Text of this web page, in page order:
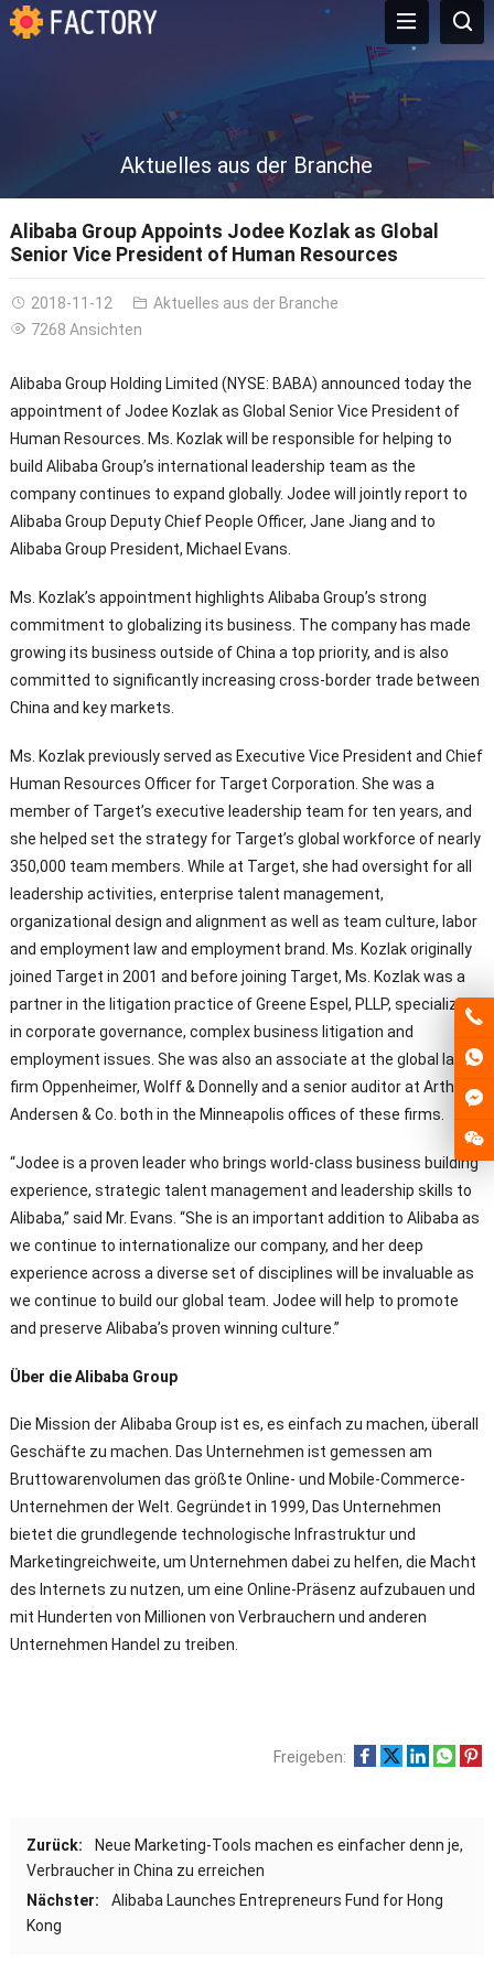
Aktuelles aus der Branche
Alibaba Group Appoints Jodee Kozlak as Global
Senior Vice President of Human Resources
2018-11-12
Aktuelles aus der Branche
7268 Ansichten
Alibaba Group Holding Limited (NYSE: BABA) announced today the
appointment of Jodee Kozlak as Global Senior Vice President of
Human Resources Ms Kozlak will be responsible for helping to
build Alibaba Group’s international leadership team as the
company continues to expand globally. Jodee will jointly report to
Alibaba Group Deputy Chief People Officer, Jane Jiang and to
Alibaba Group President, Michael Evans
Ms Kozlak’s appointment highlights Alibaba Group’s strong
commitment to globalizing its business The company has made
growing its business outside of China a top priority, and is also
committed to significantly increasing cross-border trade between
China and key markets
Ms Kozlak previously served as Executive Vice President and Chief
Human Resources Officer for Target Corporation She was a
member of Target’s executive leadership team for ten years, and
she helped set the strategy for Target’s global workforce of nearly
350,000 team members While at Target, she had oversight for all
leadership activities, enterprise talent management,
organizational design and alignment as well as team culture, labor
and employment law and employment brand
Ms Kozlak originally
joined Target in 2001 and before joining Target, Ms Kozlak was a
partner in the litigation practice of Greene Espel , PLLP, specializing
in corporate governance, complex business litigation and
employment issues She was also an associate at the global law
firm Oppenheimer, Wolff& Donnelly and a senior auditor at Arthur
Andersen & Co both in the Minneapolis offices of these firms
“Jodee is a proven leader who brings world-class business building
experience, strategic talent management and leadership skills to
Alibaba,” said Mr. Evans . “She is an important addition to Alibaba as
we continue to internationalize our company, and her deep
experience across a diverse set of disciplines will be invaluable as
we continue to build our global team Jodee will help to promote
and preserve Alibaba’s proven winning culture.”
Über die Alibaba Group
Die Mission der Alibaba Group ist es, es einfach zu machen, überall
Geschäfte zu machen. Das Unternehmen ist gemessen am
Bruttowarenvolumen das größte Online- und Mobile-Commerce-
Unternehmen der Welt. Gegründet in 1999, Das Unternehmen
bietet die grundlegende technologische Infrastruktur und
Marketingreichweite, um Unternehmen dabei zu helfen, die Macht
des Internets zu nutzen, um eine Online-Präsenz aufzubauen und
mit Hunderten von Millionen von Verbrauchern und anderen
Unternehmen Handel zu treiben.
Freigeben:
Zurück:
Neue Marketing-Tools machen es einfacher denn je,
Verbraucher in China zu erreichen
Nächster:
Alibaba Launches Entrepreneurs Fund for Hong
Kong